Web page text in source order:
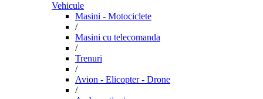
Vehicule
Masini - Motociclete
/
Masini cu telecomanda
/
Trenuri
/
Avion - Elicopter - Drone
/